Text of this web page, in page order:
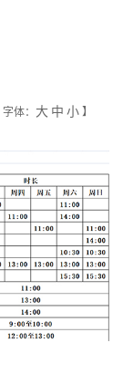
字体： 大 中 小 】